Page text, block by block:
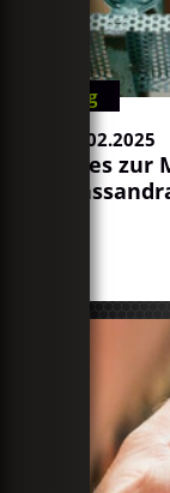
Blog
12.02.2025
Alles